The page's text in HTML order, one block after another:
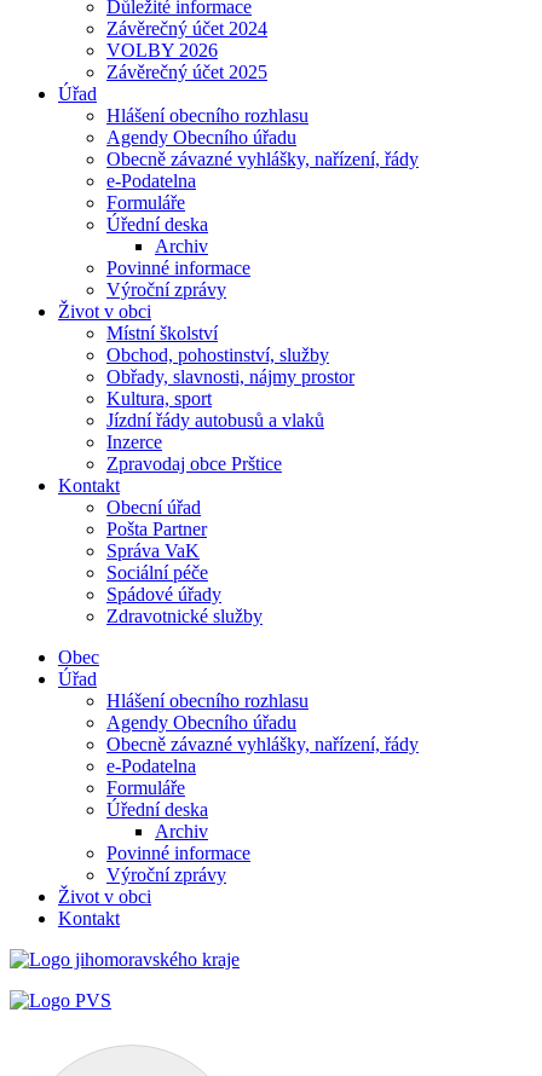
Důležité informace
Závěrečný účet 2024
VOLBY 2026
Závěrečný účet 2025
Úřad
Hlášení obecního rozhlasu
Agendy Obecního úřadu
Obecně závazné vyhlášky, nařízení, řády
e-Podatelna
Formuláře
Úřední deska
Archiv
Povinné informace
Výroční zprávy
Život v obci
Místní školství
Obchod, pohostinství, služby
Obřady, slavnosti, nájmy prostor
Kultura, sport
Jízdní řády autobusů a vlaků
Inzerce
Zpravodaj obce Prštice
Kontakt
Obecní úřad
Pošta Partner
Správa VaK
Sociální péče
Spádové úřady
Zdravotnické služby
Obec
Úřad
Hlášení obecního rozhlasu
Agendy Obecního úřadu
Obecně závazné vyhlášky, nařízení, řády
e-Podatelna
Formuláře
Úřední deska
Archiv
Povinné informace
Výroční zprávy
Život v obci
Kontakt